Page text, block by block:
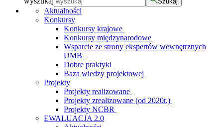
Aktualności
Konkursy
Konkursy krajowe
Konkursy międzynarodowe
Wsparcie ze strony ekspertów wewnętrznych
UMB
Dobre praktyki
Baza wiedzy projektowej
Projekty
Projekty realizowane
Projekty zrealizowane (od 2020r.)
Projekty NCBR
EWALUACJA 2.0